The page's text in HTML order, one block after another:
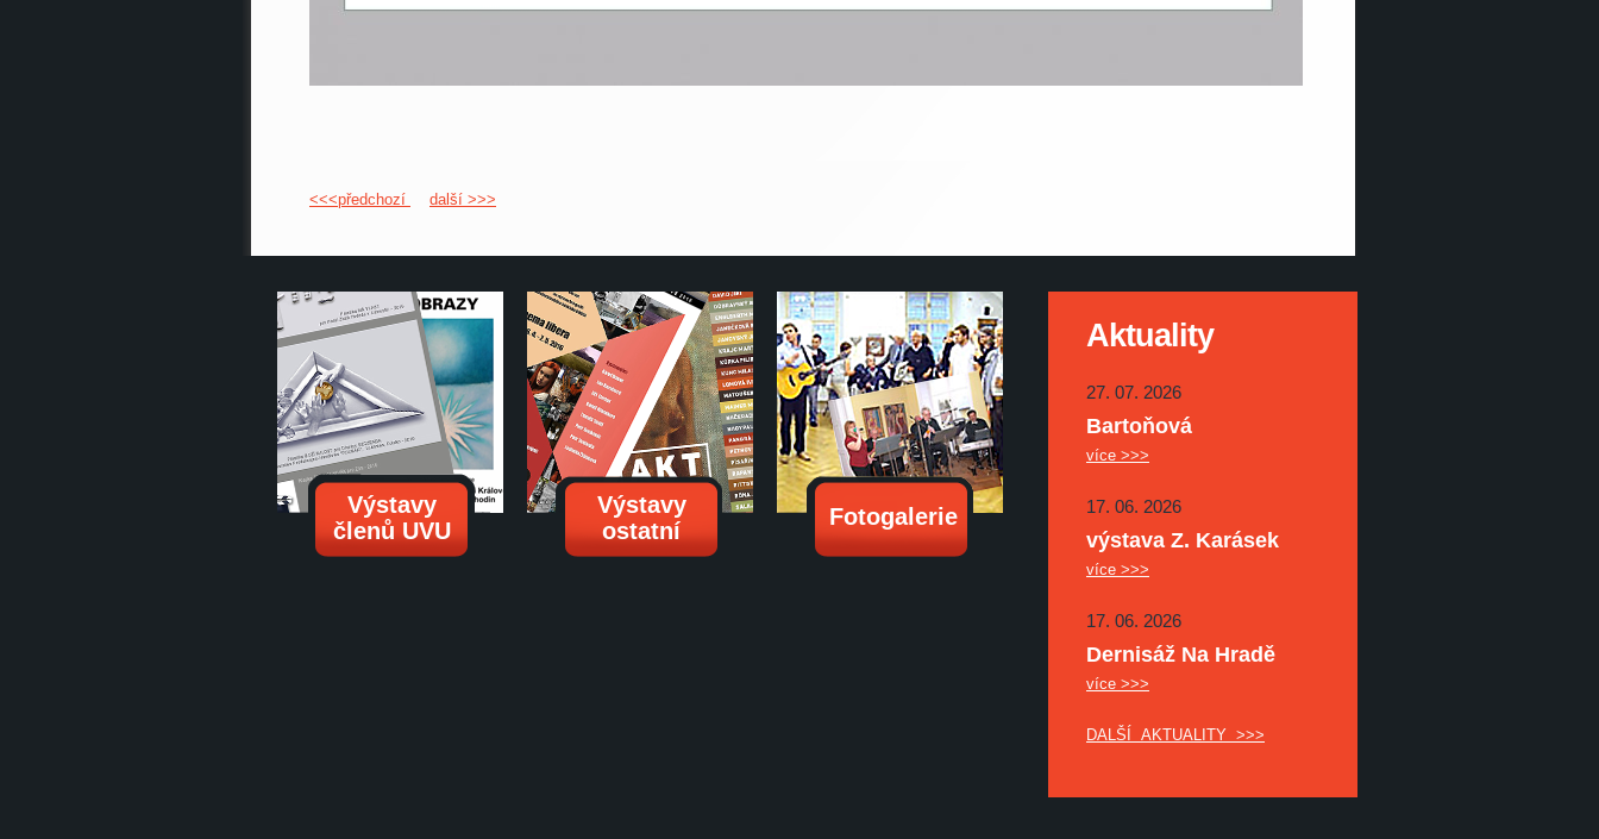
<<<předchozí další >>>
Výstavy
členů UVU
Výstavy
ostatní
Fotogalerie
Aktuality
27. 07. 2026
Bartoňová
více >>>
17. 06. 2026
výstava Z. Karásek
více >>>
17. 06. 2026
Dernisáž Na Hradě
více >>>
DALŠÍ AKTUALITY >>>